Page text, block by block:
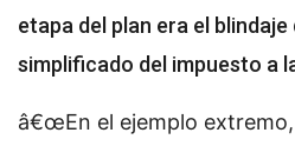
etapa del plan era el
simplificado del impuesto a
â€œEn el ejemplo